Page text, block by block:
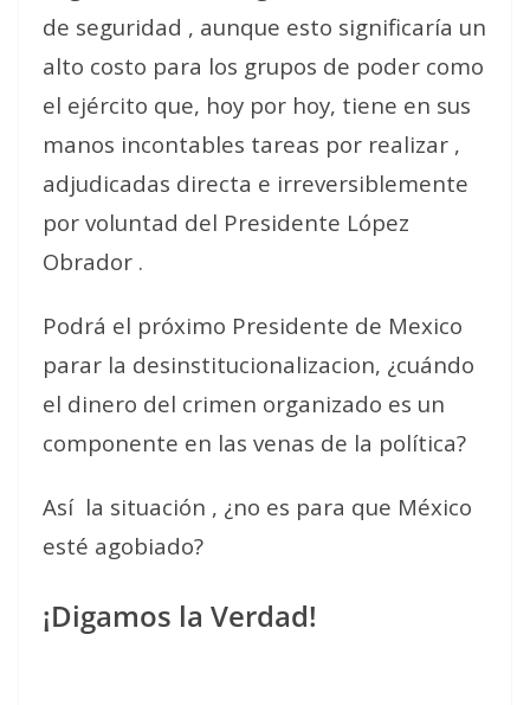
de seguridad , aunque esto significaría un
alto costo para los grupos de poder como
el ejército que, hoy por hoy, tiene en sus
manos incontables tareas por realizar ,
adjudicadas directa e irreversiblemente
por voluntad del Presidente López
Obrador .
Podrá el próximo Presidente de Mexico
parar la desinstitucionalizacion, ¿cuándo
el dinero del crimen organizado es un
componente en las venas de la política?
Así la situación , ¿no es para que México
esté agobiado?
¡Digamos la Verdad!